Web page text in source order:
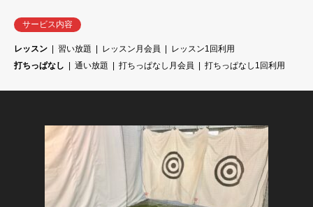
サービス内容
レッスン 習い放題 レッスン月会員
レッスン1回利用
打ちっぱなし
通い放題 打ちっぱなし月会員 打ちっぱなし1回利用